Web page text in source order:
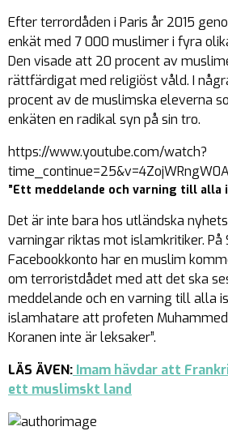
Efter terrordåden i Paris år 2015
enkät med 7 000 muslimer i fyra
Den visade att 20 procent av
rättfärdigat med religiöst våld. I
procent av de muslimska eleverna
enkäten en radikal syn på sin tro.
https://www.youtube.com/watch?
”Ett meddelande och varning till alla
Det är inte bara hos utländska
varningar riktas mot islamkritiker.
Facebookkonto har en muslim
om terroristdådet med att det ska
meddelande och en varning till alla
islamhatare att profeten
Koranen inte är leksaker”.
LÄS ÄVEN: Imam hävdar att
ett muslimskt land